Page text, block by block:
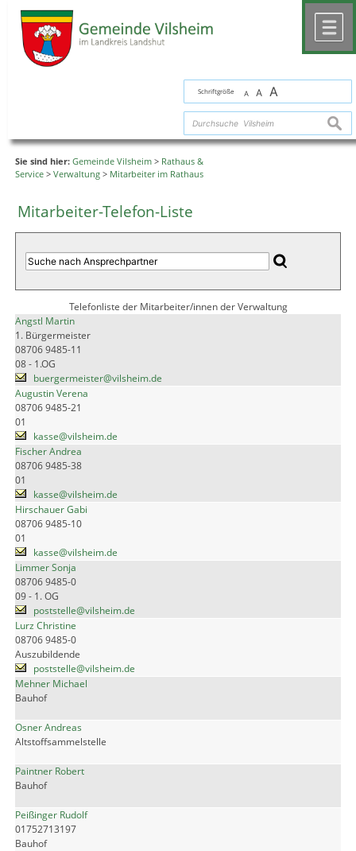
Schriftgröße A A A
Sie sind hier: Gemeinde Vilsheim > Rathaus &
Service > Verwaltung > Mitarbeiter im Rathaus
Mitarbeiter-Telefon-Liste
Telefonliste der Mitarbeiter/innen der Verwaltung
Angstl Martin
1. Bürgermeister
08706 9485-11
08 - 1.OG
buergermeister@vilsheim.de
Augustin Verena
08706 9485-21
01
kasse@vilsheim.de
Fischer Andrea
08706 9485-38
01
kasse@vilsheim.de
Hirschauer Gabi
08706 9485-10
01
kasse@vilsheim.de
Limmer Sonja
08706 9485-0
09 - 1. OG
poststelle@vilsheim.de
Lurz Christine
08706 9485-0
Auszubildende
poststelle@vilsheim.de
Mehner Michael
Bauhof
Osner Andreas
Altstoffsammelstelle
Paintner Robert
Bauhof
Peißinger Rudolf
01752713197
Bauhof